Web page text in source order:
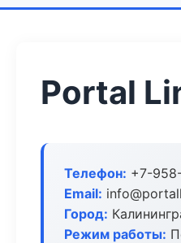
Portal
Телефон: +7-
Email:
Город:
Режим работы: